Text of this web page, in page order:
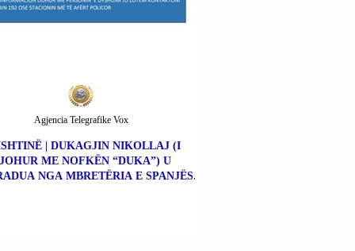
| DUKAGJIN NIKOLLAJ (I
ME NOFKËN “DUKA”) U
NGA MBRETËRIA E SPANJËS.
Agjencia Telegrafike Vox